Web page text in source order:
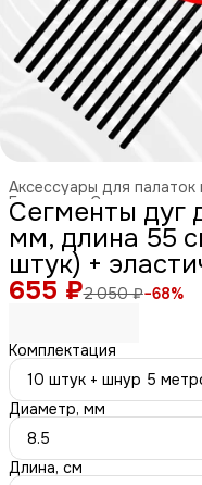
Аксессуары для палаток
Спорт и отдых
Главная ›
Сегменты дуг
мм, длина 55
штук) +
655 ₽2 050 ₽−68%
Комплектация
10 штук + шнур 5
Диаметр, мм
8.5
Длина, см